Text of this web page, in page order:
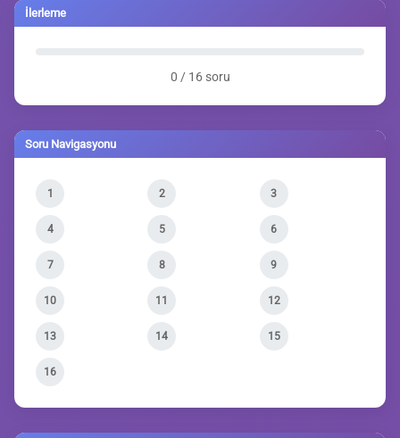
İlerleme
0 / 16 soru
Soru Navigasyonu
1 2 3
4 5 6
7 8 9
10 11 12
13 14 15
16